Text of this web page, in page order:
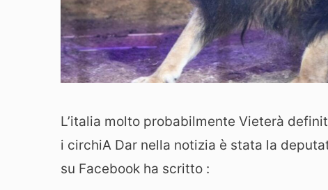
L’italia molto probabilmente Vieterà
i circhiA Dar nella notizia è stata la
su Facebook ha scritto :